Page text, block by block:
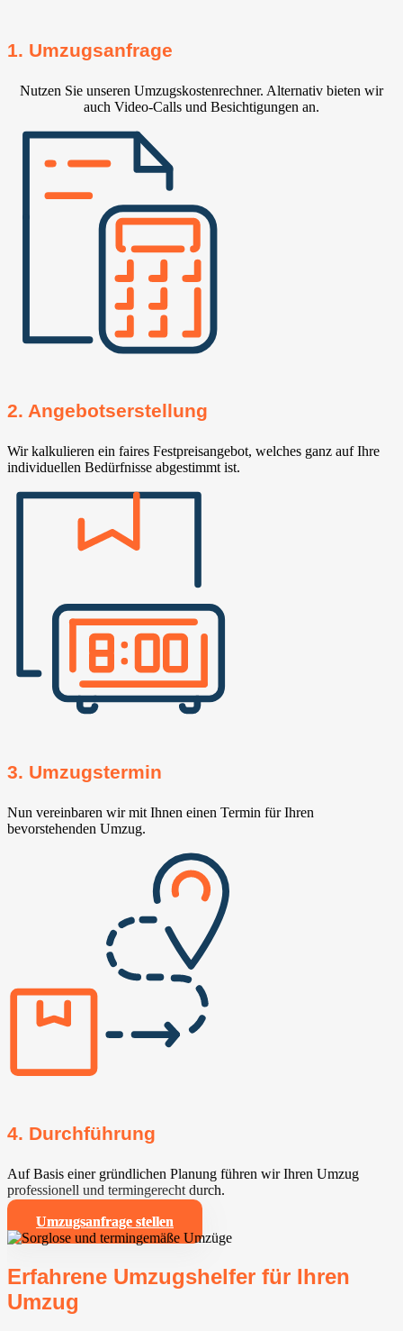
1. Umzugsanfrage
Nutzen Sie unseren Umzugskostenrechner. Alternativ bieten wir
auch Video-Calls und Besichtigungen an.
2. Angebotserstellung
Wir kalkulieren ein faires Festpreisangebot, welches ganz auf Ihre
individuellen Bedürfnisse abgestimmt ist.
3. Umzugstermin
Nun vereinbaren wir mit Ihnen einen Termin für Ihren
bevorstehenden Umzug.
4. Durchführung
Auf Basis einer gründlichen Planung führen wir Ihren Umzug
professionell und termingerecht durch.
Umzugsanfrage stellen
Erfahrene Umzugshelfer für Ihren
Umzug